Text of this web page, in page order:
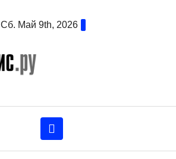
Сб. Май 9th, 2026